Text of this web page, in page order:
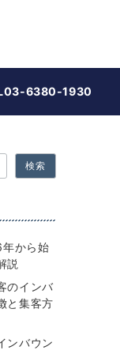
6380-1930
検索
から始
説
のインバ
と集客方
ンバウン